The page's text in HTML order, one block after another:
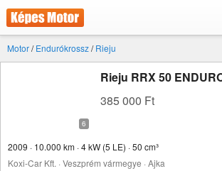
Motor/Endurókrossz/Rieju
Rieju RRX 50
385 000 Ft
2009 · 10.000 km · 4 kW (5 LE) · 50 cm³
Koxi-Car Kft. · Veszprém vármegye · Ajka